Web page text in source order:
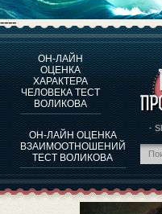
----
ОН-ЛАЙН
ОЦЕНКА
ХАРАКТЕРА
ЧЕЛОВЕКА ТЕСТ
ВОЛИКОВА
ОН-ЛАЙН ОЦЕНКА
ВЗАИМООТНОШЕНИЙ
ТЕСТ ВОЛИКОВА
·
О
ОЦЕНКА
ОЦЕНКА
О
ТЕСТ НА